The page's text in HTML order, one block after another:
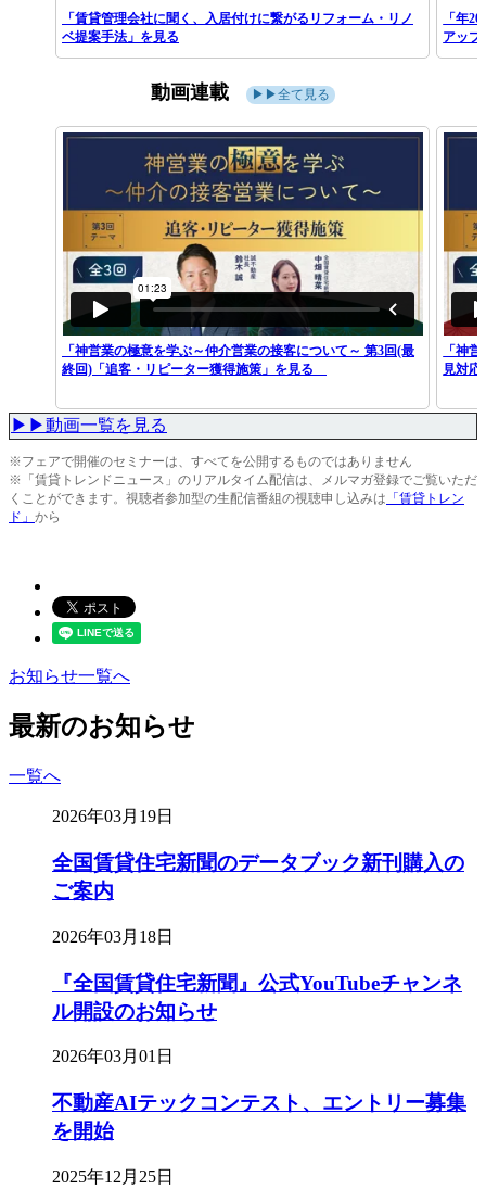
「賃貸管理会社に聞く、入居付けに繋がるリフォーム・リノ
ベ提案手法」を見る
「年
アップ
動画連載 ▶▶全て見る
「神営業の極意を学ぶ～仲介営業の接客について～ 第3回(最
終回)「追客・リピーター獲得施策」を見る
「神
見対
▶▶動画一覧を見る
※フェアで開催のセミナーは、すべてを公開するものではありません
※「賃貸トレンドニュース」のリアルタイム配信は、メルマガ登録でご覧いただ
くことができます。視聴者参加型の生配信番組の視聴申し込みは 「賃貸トレン
ド」 から
お知らせ一覧へ
最新のお知らせ
一覧へ
2026年03月19日
全国賃貸住宅新聞のデータブック新刊購入の
ご案内
2026年03月18日
『全国賃貸住宅新聞』公式YouTubeチャンネ
ル開設のお知らせ
2026年03月01日
不動産AIテックコンテスト、エントリー募集
を開始
2025年12月25日